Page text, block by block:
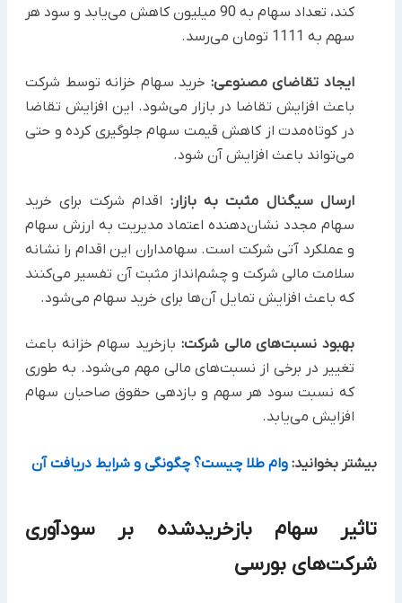
کند، تعداد سهام به 90 میلیون کاهش می‌یابد و سود هر
سهم به 1111 تومان می‌رسد.
ایجاد تقاضای مصنوعی: خرید سهام خزانه توسط شرکت
باعث افزایش تقاضا در بازار می‌شود. این افزایش تقاضا
در کوتاه‌مدت از کاهش قیمت سهام جلوگیری کرده و حتی
می‌تواند باعث افزایش آن شود.
ارسال سیگنال مثبت به بازار: اقدام شرکت برای خرید
سهام مجدد نشان‌دهنده اعتماد مدیریت به ارزش سهام
و عملکرد آتی شرکت است. سهامداران این اقدام را نشانه‌
سلامت مالی شرکت و چشم‌انداز مثبت آن تفسیر می‌کنند
که باعث افزایش تمایل آن‌ها برای خرید سهام می‌شود.
بهبود نسبت‌های مالی شرکت: بازخرید سهام خزانه باعث
تغییر در برخی از نسبت‌های مالی مهم می‌شود. به طوری
که نسبت سود هر سهم و بازدهی حقوق صاحبان سهام
افزایش می‌یابد.
بیشتر بخوانید: وام طلا چیست؟ چگونگی و شرایط دریافت آن
تاثیر سهام بازخریدشده بر سودآوری
شرکت‌های بورسی